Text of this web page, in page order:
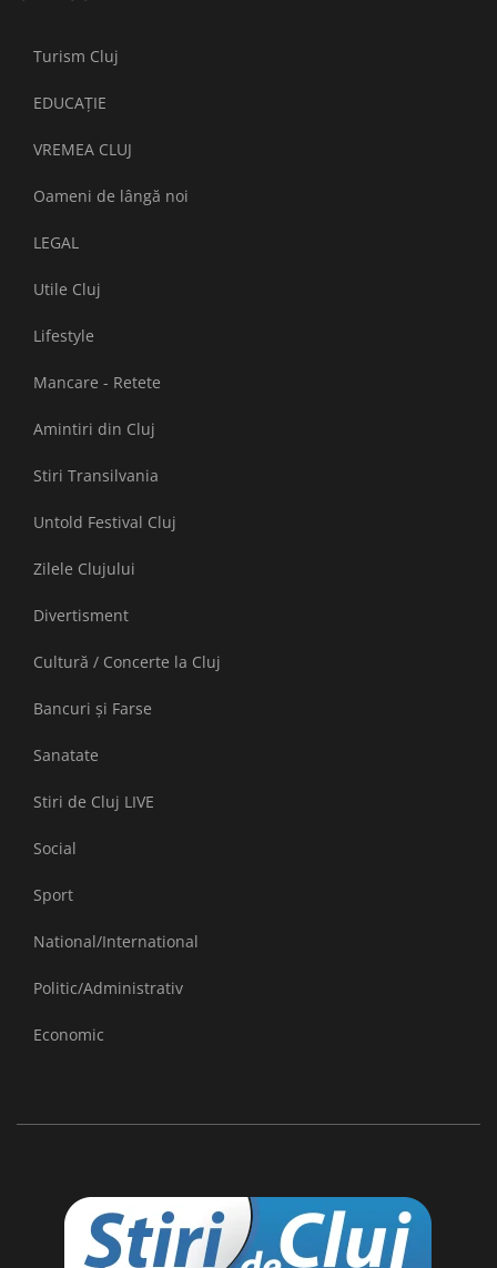
Turism Cluj
EDUCAȚIE
VREMEA CLUJ
Oameni de lângă noi
LEGAL
Utile Cluj
Lifestyle
Mancare - Retete
Amintiri din Cluj
Stiri Transilvania
Untold Festival Cluj
Zilele Clujului
Divertisment
Cultură / Concerte la Cluj
Bancuri și Farse
Sanatate
Stiri de Cluj LIVE
Social
Sport
National/International
Politic/Administrativ
Economic